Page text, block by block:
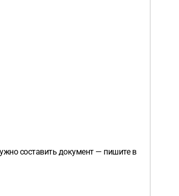
составить документ — пишите в